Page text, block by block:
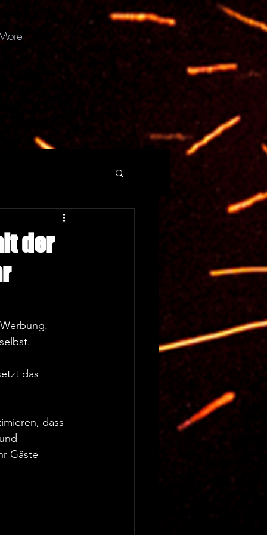
der
das
dass
Gäste